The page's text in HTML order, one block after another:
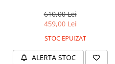
bluetooth, pliabil, alb
610,00 Lei
459,00 Lei
STOC EPUIZAT
ALERTA STOC